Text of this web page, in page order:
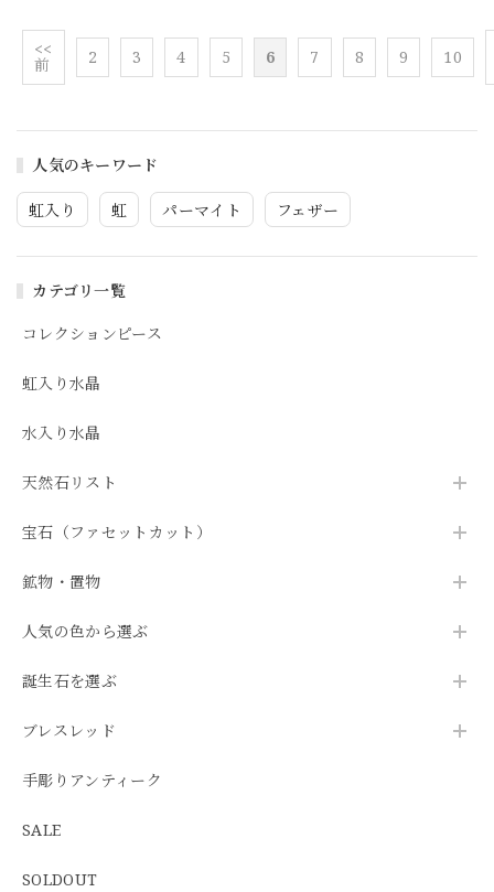
人気のキーワード
虹入り 虹 パーマイト フェザー
カテゴリ一覧
コレクションピース
虹入り水晶
水入り水晶
天然石リスト
宝石（ファセットカット）
鉱物・置物
人気の色から選ぶ
誕生石を選ぶ
ブレスレッド
手彫りアンティーク
SALE
SOLDOUT
<<
前 2 3 4 5 6 7 8 9 10